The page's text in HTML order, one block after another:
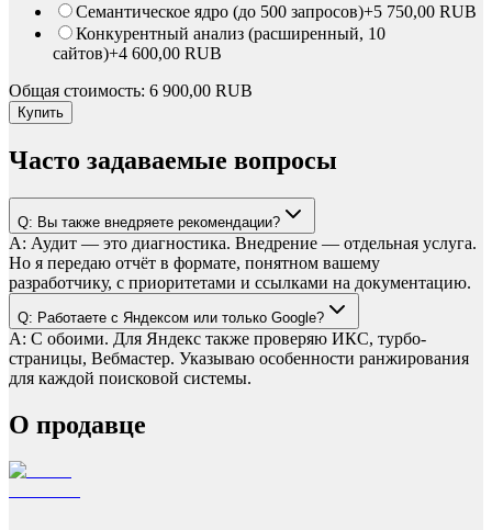
Семантическое ядро (до 500 запросов)+5 750,00 RUB
Конкурентный анализ (расширенный, 10
сайтов)+4 600,00 RUB
Общая стоимость: 6 900,00 RUB
Купить
Часто задаваемые вопросы
Q: Вы также внедряете рекомендации?
A: Аудит — это диагностика. Внедрение — отдельная услуга.
Но я передаю отчёт в формате, понятном вашему
разработчику, с приоритетами и ссылками на документацию.
Q: Работаете с Яндексом или только Google?
A: С обоими. Для Яндекс также проверяю ИКС, турбо-
страницы, Вебмастер. Указываю особенности ранжирования
для каждой поисковой системы.
О продавце